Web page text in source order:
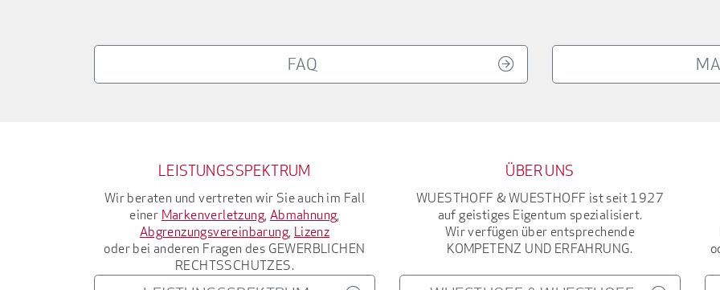
FAQ
LEISTUNGSSPEKTRUM
Wir beraten und vertreten wir Sie auch im Fall
einer Markenverletzung, Abmahnung,
Abgrenzungsvereinbarung, Lizenz
oder bei anderen Fragen des GEWERBLICHEN
RECHTSSCHUTZES.
ÜBER UNS
WUESTHOFF & WUESTHOFF ist seit 1927
auf geistiges Eigentum spezialisiert.
Wir verfügen über entsprechende
KOMPETENZ UND ERFAHRUNG.